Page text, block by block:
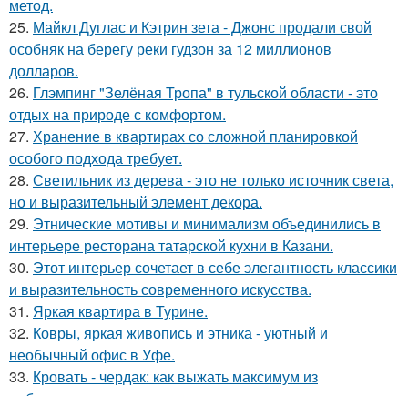
метод.
25. Майкл Дуглас и Кэтрин зета - Джонс продали свой
особняк на берегу реки гудзон за 12 миллионов
долларов.
26. Глэмпинг "Зелёная Тропа" в тульской области - это
отдых на природе с комфортом.
27. Хранение в квартирах со сложной планировкой
особого подхода требует.
28. Светильник из дерева - это не только источник света,
но и выразительный элемент декора.
29. Этнические мотивы и минимализм объединились в
интерьере ресторана татарской кухни в Казани.
30. Этот интерьер сочетает в себе элегантность классики
и выразительность современного искусства.
31. Яркая квартира в Турине.
32. Ковры, яркая живопись и этника - уютный и
необычный офис в Уфе.
33. Кровать - чердак: как выжать максимум из